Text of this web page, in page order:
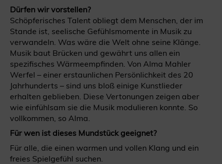
Dürfen wir vorstellen?
Schöpferisches Talent obliegt dem Menschen, der im
Stande ist, seelische Gefühlsmomente in Musik zu
verwandeln. Was wäre die Welt ohne seine Klänge.
Musik baut Brücken und gewährt uns allen ein
spezifisches Wärmeempfinden. Von Alma Mahler
Werfel – einer erstaunlichen Persönlichkeit des 20
Jahrhunderts – sind uns bloß einige Kunstlieder
erhalten geblieben. Diese Vertonungen zeigen aber
wie einfühlsam sie die Musik modulieren konnte. So
vollkommen, so Alma.
Für wen ist dieses Mundstück geeignet?
Für alle, die einen warmen und vollen Klang und ein
freies Spielgefühl suchen.